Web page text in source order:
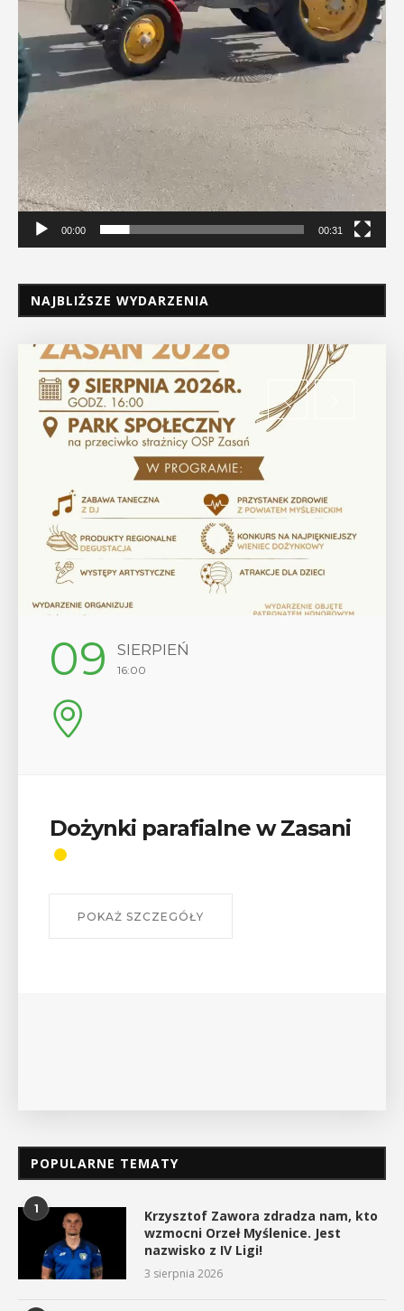
00:00 00:31
NAJBLIŻSZE WYDARZENIA
12 SIERPIEŃ
17:00
Wykład „Jak zdobyć
odznaki na myślenickich
W środę 12 sierpnia o godz. 17 w Miejskiej
POPULARNE TEMATY
1
Krzysztof Zawora zdradza nam, kto
wzmocni Orzeł Myślenice. Jest
nazwisko z IV Ligi!
3 sierpnia 2026